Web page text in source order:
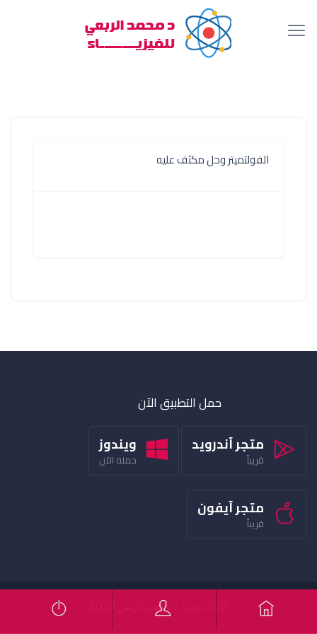
الفولتميتر وحل مكثف عليه
حمل التطبيق الآن
متجر آندرويد
قريباً
ويندوز
حمله الآن
متجر آيفون
قريباً
© أكاديمية د محمد الربعي 2020